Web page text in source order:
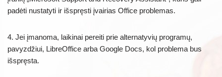
padėti nustatyti ir išspręsti įvairias Office problemas.
4. Jei įmanoma, laikinai pereiti prie alternatyvių programų,
pavyzdžiui, LibreOffice arba Google Docs, kol problema bus
išspręsta.